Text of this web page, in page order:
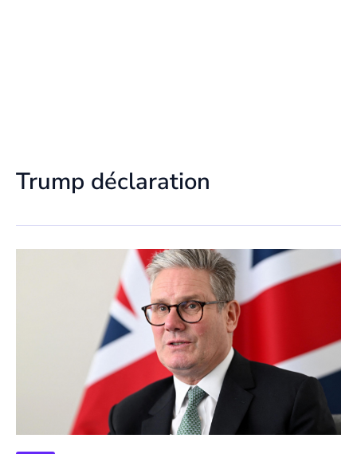
Trump déclaration